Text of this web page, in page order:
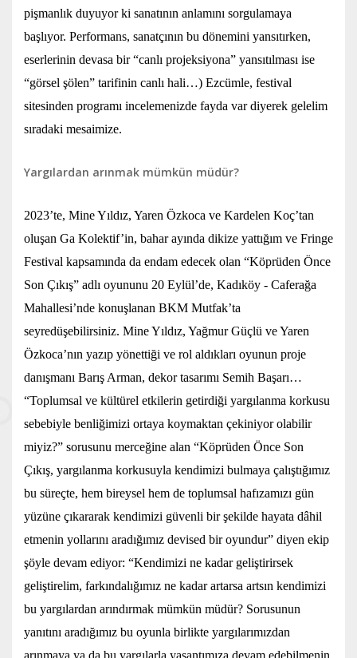
pişmanlık duyuyor ki sanatının anlamını sorgulamaya
başlıyor. Performans, sanatçının bu dönemini yansıtırken,
eserlerinin devasa bir “canlı projeksiyona” yansıtılması ise
“görsel şölen” tarifinin canlı hali…) Ezcümle, festival
sitesinden programı incelemenizde fayda var diyerek gelelim
sıradaki mesaimize.
Yargılardan arınmak mümkün müdür?
2023’te, Mine Yıldız, Yaren Özkoca ve Kardelen Koç’tan
oluşan Ga Kolektif’in, bahar ayında dikize yattığım ve Fringe
Festival kapsamında da endam edecek olan “Köprüden Önce
Son Çıkış” adlı oyununu 20 Eylül’de, Kadıköy - Caferağa
Mahallesi’nde konuşlanan BKM Mutfak’ta
seyredüşebilirsiniz. Mine Yıldız, Yağmur Güçlü ve Yaren
Özkoca’nın yazıp yönettiği ve rol aldıkları oyunun proje
danışmanı Barış Arman, dekor tasarımı Semih Başarı…
“Toplumsal ve kültürel etkilerin getirdiği yargılanma korkusu
sebebiyle benliğimizi ortaya koymaktan çekiniyor olabilir
miyiz?” sorusunu merceğine alan “Köprüden Önce Son
Çıkış, yargılanma korkusuyla kendimizi bulmaya çalıştığımız
bu süreçte, hem bireysel hem de toplumsal hafızamızı gün
yüzüne çıkararak kendimizi güvenli bir şekilde hayata dâhil
etmenin yollarını aradığımız devised bir oyundur” diyen ekip
şöyle devam ediyor: “Kendimizi ne kadar geliştirirsek
geliştirelim, farkındalığımız ne kadar artarsa artsın kendimizi
bu yargılardan arındırmak mümkün müdür? Sorusunun
yanıtını aradığımız bu oyunla birlikte yargılarımızdan